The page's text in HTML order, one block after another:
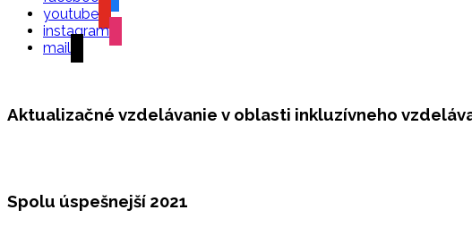
youtube
instagram
mail
Aktualizačné vzdelávanie v oblasti inkluzívneho
Spolu úspešnejší 2021